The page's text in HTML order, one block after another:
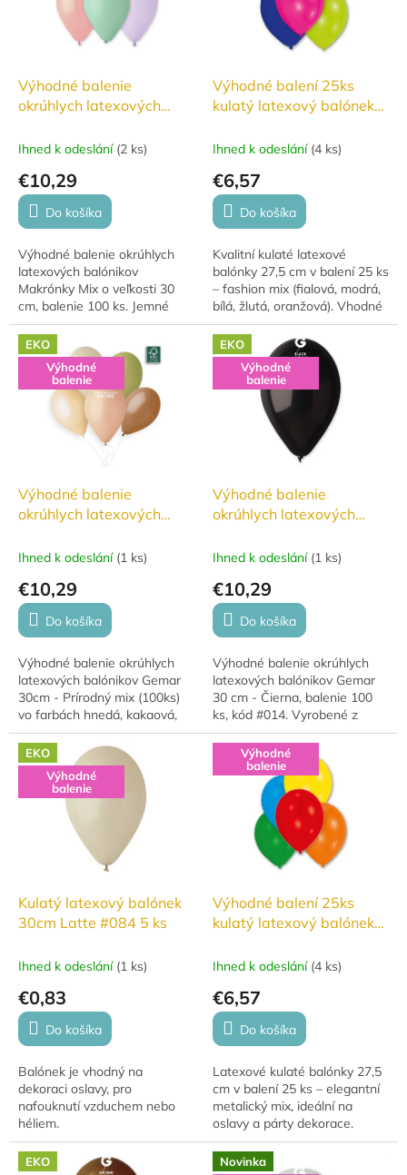
Výhodné balenie
okrúhlych latexových
Makrónky Mix farieb
Ihned k odeslání (2 ks)
€10,29
Do košíka
Výhodné balenie okrúhlych
latexových balónikov
Makrónky Mix o veľkosti 30
cm, balenie 100 ks. Jemné
pastelové farby ideálne na
oslavy, dekorácie a party
výzdobu. Vhodné na...
Výhodné balení 25ks
kulatý latexový balónek
Ihned k odeslání (4 ks)
€6,57
Do košíka
Kvalitní kulaté latexové
balónky 27,5 cm v balení 25 ks
– fashion mix (fialová, modrá,
bílá, žlutá, oranžová). Vhodné
pro nafouknutí vzduchem i
héliem.
EKO
Výhodné
balenie
Výhodné balenie
okrúhlych latexových
100ks
Ihned k odeslání (1 ks)
€10,29
Do košíka
Výhodné balenie okrúhlych
latexových balónikov Gemar
30cm - Prírodný mix (100ks)
vo farbách hnedá, kakaová,
béžová a zelená. Biologicky
rozložiteľné, vhodné na oslavy,
dekorácie...
EKO
Výhodné
balenie
Výhodné balenie
okrúhlych latexových
100ks #014
Ihned k odeslání (1 ks)
€10,29
Do košíka
Výhodné balenie okrúhlych
latexových balónikov Gemar
30 cm - Čierna, balenie 100
ks, kód #014. Vyrobené z
prírodného latexu, vhodné na
oslavy, párty a dekorácie,
možno nafukovať...
EKO
Výhodné
balenie
Kulatý latexový balónek
30cm Latte #084 5 ks
Ihned k odeslání (1 ks)
€0,83
Do košíka
Balónek je vhodný na
dekoraci oslavy, pro
nafouknutí vzduchem nebo
héliem.
Výhodné
balenie
Výhodné balení 25ks
kulatý latexový balónek
Ihned k odeslání (4 ks)
€6,57
Do košíka
Latexové kulaté balónky 27,5
cm v balení 25 ks – elegantní
metalický mix, ideální na
oslavy a párty dekorace.
EKO
Novinka